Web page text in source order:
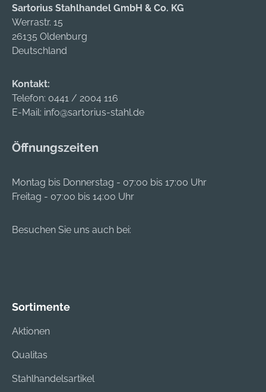
Einschlagnagel zu
empfehlen, in Holz
mit einer Holz- oder
Spanplattenschraub
anderen Baustoffen
mit einer
Kombination aus
Einschlagnagel zu
Sartorius Stahlhandel GmbH & Co. KG
Werrastr. 15
26135 Oldenburg
Deutschland
Kontakt:
Telefon: 0441 / 2004 116
E-Mail: info@sartorius-stahl.de
Öffnungszeiten
Montag bis Donnerstag - 07:00 bis 17:00 Uhr
Freitag - 07:00 bis 14:00 Uhr
Besuchen Sie uns auch bei:
Sortimente
Aktionen
Qualitas
Stahlhandelsartikel